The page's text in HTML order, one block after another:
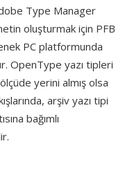
Type Manager
oluşturmak için PFB
PC platformunda
OpenType yazı tipleri
yerini almış olsa
arşiv yazı tipi
bağımlı